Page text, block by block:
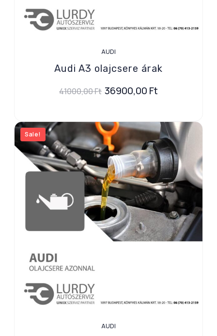
AUDI
Audi A3 olajcsere árak
41000,00Ft 36900,00 Ft
Sale!
AUDI